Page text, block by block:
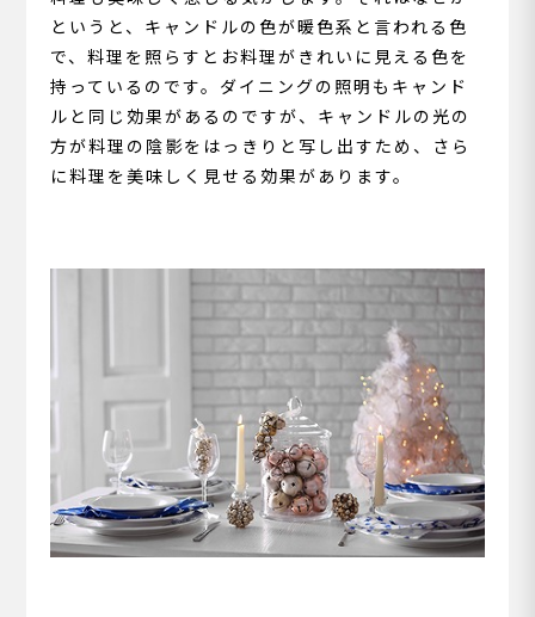
というと、キャンドルの色が暖色系と言われる色
で、料理を照らすとお料理がきれいに見える色を
持っているのです。ダイニングの照明もキャンド
ルと同じ効果があるのですが、キャンドルの光の
方が料理の陰影をはっきりと写し出すため、さら
に料理を美味しく見せる効果があります。